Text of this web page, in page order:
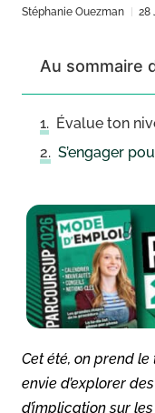
Stéphanie Ouezman 28
Au sommaire
Évalue ton
S’engager
Cet été, on prend
envie d’explorer
d’implication sur